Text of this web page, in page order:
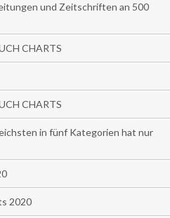
und Zeitschriften an 500
CHARTS
CHARTS
in fünf Kategorien hat nur
2020